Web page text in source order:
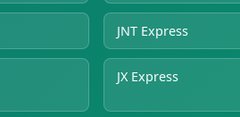
JNT Express
JX Express